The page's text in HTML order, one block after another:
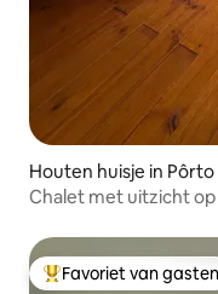
Houten huisje in Pôrto
Chalet met uitzicht
Topfavoriet van
Favoriet van gasten